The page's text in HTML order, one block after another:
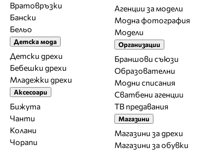
Вратовръзки
Бански
Бельо
Детска мода
Детски дрехи
Бебешки дрехи
Младежки дрехи
Аксесоари
Бижута
Чанти
Колани
Чорапи
Агенции за модели
Модна фотография
Модели
Организации
Браншови съюзи
Образователни
Модни списания
Сватбени агенции
ТВ предавания
Магазини
Магазини за дрехи
Магазини за обувки